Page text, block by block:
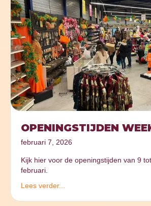
OPENINGSTIJDEN
februari 7, 2026
Kijk hier voor de openingstijden van 9
februari.
Lees verder...